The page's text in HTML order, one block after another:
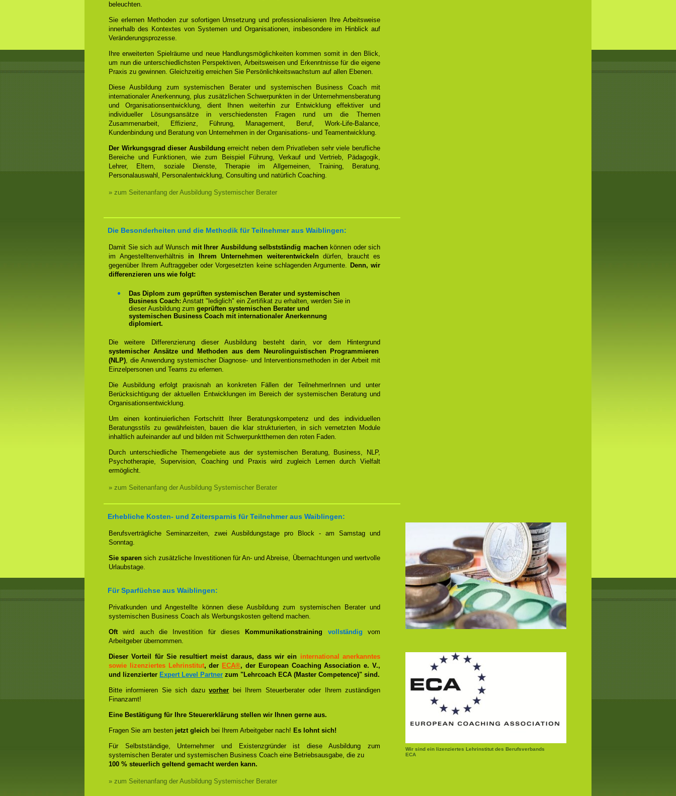
beleuchten.
Sie erlernen Methoden zur sofortigen Umsetzung und professionalisieren Ihre Arbeitsweise
innerhalb des Kontextes von Systemen und Organisationen, insbesondere im Hinblick auf
Veränderungsprozesse.
Ihre erweiterten Spielräume und neue Handlungsmöglichkeiten kommen somit in den Blick,
um nun die unterschiedlichsten Perspektiven, Arbeitsweisen und Erkenntnisse für die eigene
Praxis zu gewinnen. Gleichzeitig erreichen Sie Persönlichkeitswachstum auf allen Ebenen.
Diese Ausbildung zum systemischen Berater und systemischen Business Coach mit
internationaler Anerkennung, plus zusätzlichen Schwerpunkten in der Unternehmensberatung
und Organisationsentwicklung, dient Ihnen weiterhin zur Entwicklung effektiver und
individueller Lösungsansätze in verschiedensten Fragen rund um die Themen
Zusammenarbeit, Effizienz, Führung, Management, Beruf, Work-Life-Balance,
Kundenbindung und Beratung von Unternehmen in der Organisations- und Teamentwicklung.
Der Wirkungsgrad dieser Ausbildung erreicht neben dem Privatleben sehr viele berufliche
Bereiche und Funktionen, wie zum Beispiel Führung, Verkauf und Vertrieb, Pädagogik,
Lehrer, Eltern, soziale Dienste, Therapie im Allgemeinen, Training, Beratung,
Personalauswahl, Personalentwicklung, Consulting und natürlich Coaching.
» zum Seitenanfang der Ausbildung Systemischer Berater
Die Besonderheiten und die Methodik für Teilnehmer aus Waiblingen:
Damit Sie sich auf Wunsch mit Ihrer Ausbildung selbstständig machenkönnen oder sich
im Angestelltenverhältnis in Ihrem Unternehmen weiterentwickelndürfen, braucht es
gegenüber Ihrem Auftraggeber oder Vorgesetzten keine schlagenden Argumente. Denn, wir
differenzieren uns wie folgt:
Das Diplom zum geprüften systemischen Berater und systemischen
Business Coach: Anstatt "lediglich" ein Zertifikat zu erhalten, werden Sie in
dieser Ausbildung zum geprüften systemischen Berater und
systemischen Business Coach mit internationaler Anerkennung
diplomiert.
Die weitere Differenzierung dieser Ausbildung besteht darin, vor dem Hintergrund
systemischer Ansätze und Methoden aus dem Neurolinguistischen Programmieren
(NLP), die Anwendung systemischer Diagnose- und Interventionsmethoden in der Arbeit mit
Einzelpersonen und Teams zu erlernen.
Die Ausbildung erfolgt praxisnah an konkreten Fällen der TeilnehmerInnen und unter
Berücksichtigung der aktuellen Entwicklungen im Bereich der systemischen Beratung und
Organisationsentwicklung.
Um einen kontinuierlichen Fortschritt Ihrer Beratungskompetenz und des individuellen
Beratungsstils zu gewährleisten, bauen die klar strukturierten, in sich vernetzten Module
inhaltlich aufeinander auf und bilden mit Schwerpunktthemen den roten Faden.
Durch unterschiedliche Themengebiete aus der systemischen Beratung, Business, NLP,
Psychotherapie, Supervision, Coaching und Praxis wird zugleich Lernen durch Vielfalt
ermöglicht.
» zum Seitenanfang der Ausbildung Systemischer Berater
Erhebliche Kosten- und Zeitersparnis für Teilnehmer aus Waiblingen:
Berufsverträgliche Seminarzeiten, zwei Ausbildungstage pro Block - am Samstag und
Sonntag.
Sie sparensich zusätzliche Investitionen für An- und Abreise, Übernachtungen und wertvolle
Urlaubstage.
Für Sparfüchse aus Waiblingen:
Privatkunden und Angestellte können diese Ausbildung zum systemischen Berater und
systemischen Business Coach als Werbungskosten geltend machen.
Oftwird auch die Investition für dieses Kommunikationstraining vollständig vom
Arbeitgeber übernommen.
Wir sind ein lizenziertes Lehrinstitut des Berufsverbands
ECA
Dieser Vorteil für Sie resultiert meist daraus, dass wir ein international anerkanntes
sowie lizenziertes Lehrinstitut, der ECA®, der European Coaching Association e. V.,
und lizenzierter Expert Level Partner zum "Lehrcoach ECA (Master Competence)" sind.
Bitte informieren Sie sich dazuvorher bei Ihrem Steuerberater oder Ihrem zuständigen
Finanzamt!
Eine Bestätigung für Ihre Steuererklärung stellen wir Ihnen gerne aus.
Fragen Sie am besten jetzt gleich bei Ihrem Arbeitgeber nach! Es lohnt sich!
Für Selbstständige, Unternehmer und Existenzgründer ist diese Ausbildung zum
systemischen Berater und systemischen Business Coach eine Betriebsausgabe, die zu
100 % steuerlich geltend gemacht werden kann.
» zum Seitenanfang der Ausbildung Systemischer Berater